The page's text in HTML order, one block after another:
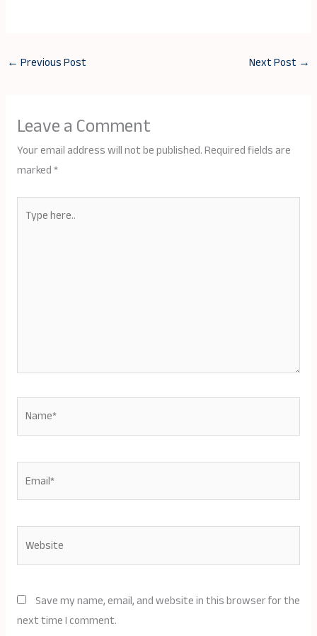
← Previous Post Next Post →
Leave a Comment
Your email address will not be published.Required fields are
marked*
here..
Save my name, email, and website in this browser for the
next time I comment.